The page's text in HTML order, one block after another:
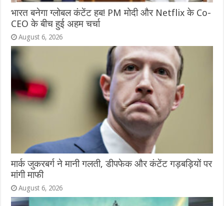
भारत बनेगा ग्लोबल कंटेंट हब! PM मोदी और Netflix के Co-
CEO के बीच हुई अहम चर्चा
August 6, 2026
मार्क जुकरबर्ग ने मानी गलती, डीपफेक और कंटेंट गड़बड़ियों पर
मांगी माफी
August 6, 2026